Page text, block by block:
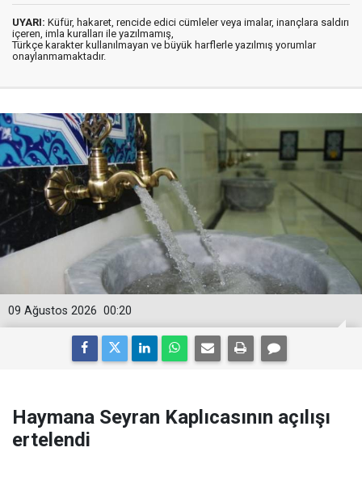
UYARI: Küfür, hakaret, rencide edici cümleler veya imalar, inançlara saldırı
içeren, imla kuralları ile yazılmamış,
Türkçe karakter kullanılmayan ve büyük harflerle yazılmış yorumlar
onaylanmamaktadır.
00:20
09 Ağustos 2026
Haymana Seyran Kaplıcasının açılışı
ertelendi